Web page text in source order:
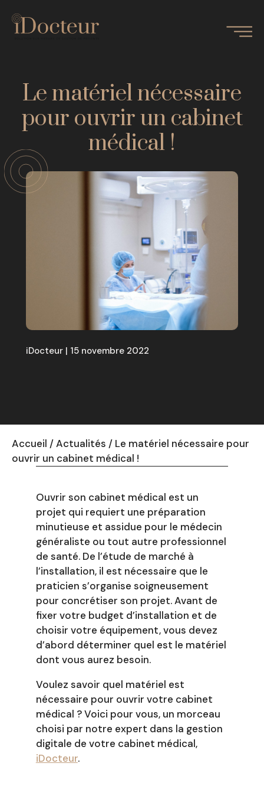
Le matériel nécessaire
pour ouvrir un cabinet
médical !
iDocteur | 15 novembre 2022
Accueil /Actualités / Le matériel nécessaire pour
ouvrir un cabinet médical !
Ouvrir son cabinet médical est un
projet qui requiert une préparation
minutieuse et assidue pour le médecin
généraliste ou tout autre professionnel
de santé. De l’étude de marché à
l’installation, il est nécessaire que le
praticien s’organise soigneusement
pour concrétiser son projet. Avant de
fixer votre budget d’installation et de
choisir votre équipement, vous devez
d’abord déterminer quel est le matériel
dont vous aurez besoin.
Voulez savoir quel matériel est
nécessaire pour ouvrir votre cabinet
médical ? Voici pour vous, un morceau
choisi par notre expert dans la gestion
digitale de votre cabinet médical,
iDocteur.